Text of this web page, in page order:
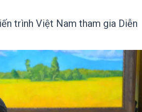
trình Việt Nam tham gia Diễn